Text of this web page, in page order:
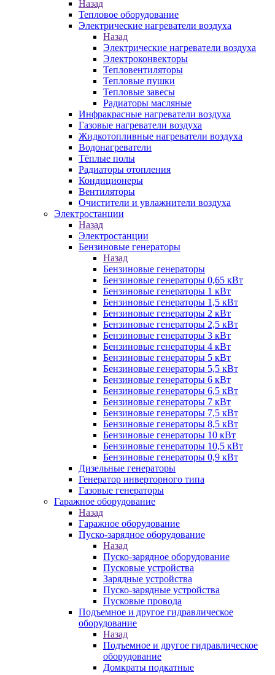
Назад
Тепловое оборудование
Электрические нагреватели воздуха
Назад
Электрические нагреватели воздуха
Электроконвекторы
Тепловентиляторы
Тепловые пушки
Тепловые завесы
Радиаторы масляные
Инфракрасные нагреватели воздуха
Газовые нагреватели воздуха
Жидкотопливные нагреватели воздуха
Водонагреватели
Тёплые полы
Радиаторы отопления
Кондиционеры
Вентиляторы
Очистители и увлажнители воздуха
Электростанции
Назад
Электростанции
Бензиновые генераторы
Назад
Бензиновые генераторы
Бензиновые генераторы 0,65 кВт
Бензиновые генераторы 1 кВт
Бензиновые генераторы 1,5 кВт
Бензиновые генераторы 2 кВт
Бензиновые генераторы 2,5 кВт
Бензиновые генераторы 3 кВт
Бензиновые генераторы 4 кВт
Бензиновые генераторы 5 кВт
Бензиновые генераторы 5,5 кВт
Бензиновые генераторы 6 кВт
Бензиновые генераторы 6,5 кВт
Бензиновые генераторы 7 кВт
Бензиновые генераторы 7,5 кВт
Бензиновые генераторы 8,5 кВт
Бензиновые генераторы 10 кВт
Бензиновые генераторы 10,5 кВт
Бензиновые генераторы 0,9 кВт
Дизельные генераторы
Генератор инверторного типа
Газовые генераторы
Гаражное оборудование
Назад
Гаражное оборудование
Пуско-зарядное оборудование
Назад
Пуско-зарядное оборудование
Пусковые устройства
Зарядные устройства
Пуско-зарядные устройства
Пусковые провода
Подъемное и другое гидравлическое
оборудование
Назад
Подъемное и другое гидравлическое
оборудование
Домкраты подкатные